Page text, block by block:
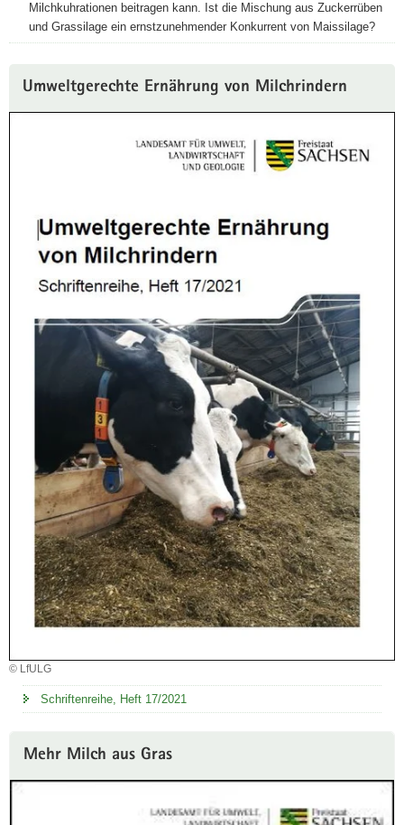
Milchkuhrationen beitragen kann. Ist die Mischung aus Zuckerrüben
und Grassilage ein ernstzunehmender Konkurrent von Maissilage?
Umweltgerechte Ernährung von Milchrindern
© LfULG
Schriftenreihe, Heft 17/2021
Mehr Milch aus Gras